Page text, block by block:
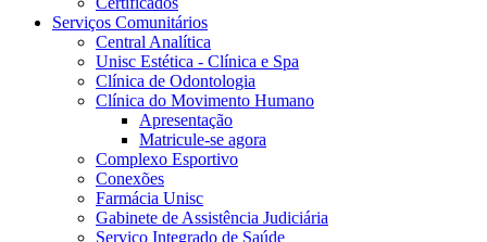
Serviços Comunitários
Central Analítica
Unisc Estética - Clínica e Spa
Clínica de Odontologia
Clínica do Movimento Humano
Apresentação
Matricule-se agora
Complexo Esportivo
Conexões
Farmácia Unisc
Gabinete de Assistência Judiciária
Serviço Integrado de Saúde